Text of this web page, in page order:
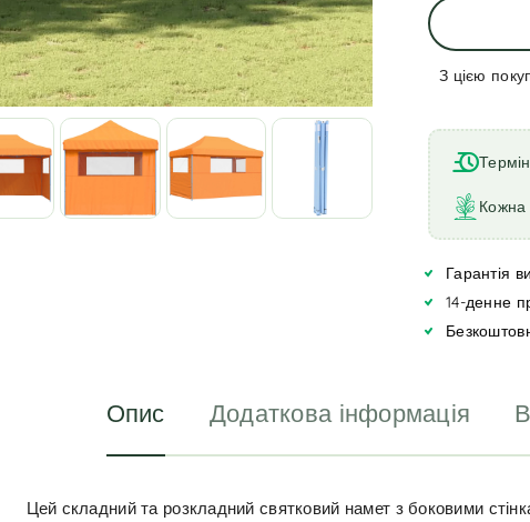
З цією
l
t
e
r
n
t
i
Кожна
Гарантія
14-денне
Опис Додаткова інформація
Цей складний та розкладний святковий намет з боковими